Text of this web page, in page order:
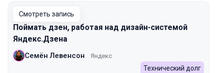
Смотреть запись
Поймать дзен, работая над дизайн-системой
Яндекс.Дзена
Семён Левенсон Яндекс
Технический долг